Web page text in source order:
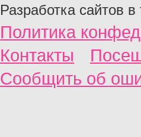
Разработка сайтов в
Политика
Контакты
Сообщить об